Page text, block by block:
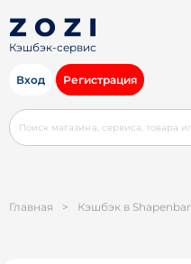
Кэшбэк-сервис
Вход Регистрация
Главная > Кэшбэк в